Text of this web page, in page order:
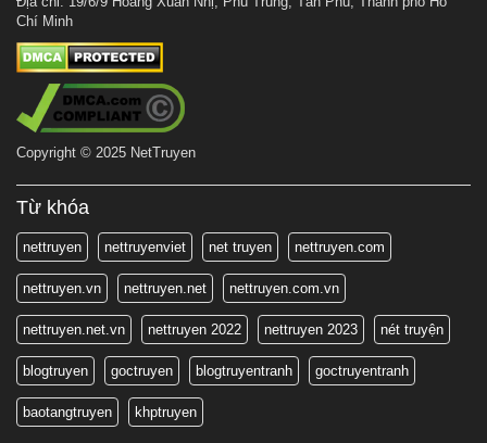
Chí Minh
Copyright © 2025 NetTruyen
Từ khóa
nettruyen nettruyenviet net truyen nettruyen.com
nettruyen.vn nettruyen.net nettruyen.com.vn
nettruyen.net.vn nettruyen 2022 nettruyen 2023 nét truyện
blogtruyen goctruyen blogtruyentranh goctruyentranh
baotangtruyen khptruyen